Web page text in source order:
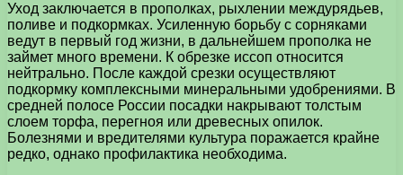
Уход заключается в прополках, рыхлении междурядьев,
поливе и подкормках. Усиленную борьбу с сорняками
ведут в первый год жизни, в дальнейшем прополка не
займет много времени. К обрезке иссоп относится
нейтрально. После каждой срезки осуществляют
подкормку комплексными минеральными удобрениями. В
средней полосе России посадки накрывают толстым
слоем торфа, перегноя или древесных опилок.
Болезнями и вредителями культура поражается крайне
редко, однако профилактика необходима.